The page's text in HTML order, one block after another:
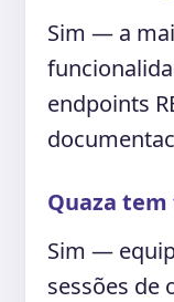
Sim — a
endpoints
Quaza
Sim —
sessões de